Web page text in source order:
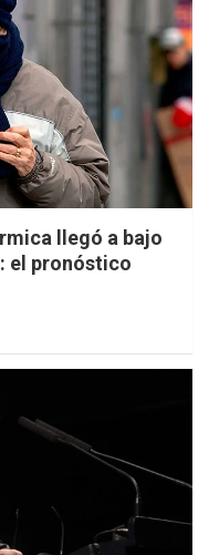
llegó a bajo
el pronóstico